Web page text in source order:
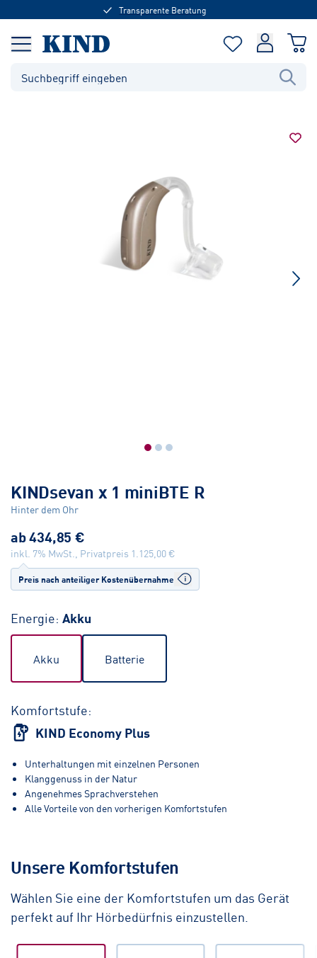
Transparente Beratung
KINDsevan x 1 miniBTE R
Hinter dem Ohr
ab434,85 €
inkl. 7% MwSt., Privatpreis 1.125,00 €
Preis nach anteiliger Kostenübernahme
Energie: Akku
Akku Batterie
Komfortstufe:
KIND Economy Plus
Unterhaltungen mit einzelnen Personen
Klanggenuss in der Natur
Angenehmes Sprachverstehen
Alle Vorteile von den vorherigen Komfortstufen
Unsere Komfortstufen
Wählen Sie eine der Komfortstufen um das Gerät
perfekt auf Ihr Hörbedürfnis einzustellen.